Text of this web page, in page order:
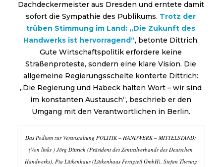
Dachdeckermeister aus Dresden und erntete damit
sofort die Sympathie des Publikums. Trotz der
trüben Stimmung im Land: „Die Zukunft des
Handwerks ist hervorragend“, betonte Dittrich.
Gute Wirtschaftspolitik erfordere keine
Straßenproteste, sondern eine klare Vision. Die
allgemeine Regierungsschelte konterte Dittrich:
„Die Regierung und Habeck halten Wort – wir sind
im konstanten Austausch“, beschrieb er den
Umgang mit den Verantwortlichen in Berlin.
Das Podium zur Veranstaltung POLITIK – HANDWERK – MITTELSTAND:
(Von links ) Jörg Dittrich (Präsident des Zentralverbands des Deutschen
Handwerks), Pia Lütkenhaus (Lütkenhaus Fertigteil GmbH), Stefan Thesing